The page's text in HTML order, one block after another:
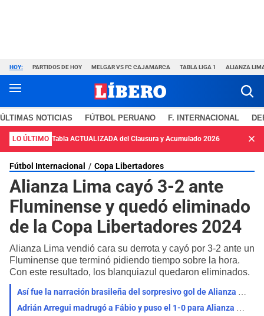
HOY: PARTIDOS DE HOY MELGAR VS FC CAJAMARCA TABLA LIGA 1 ALIANZA
ÚLTIMAS NOTICIAS FÚTBOL PERUANO F. INTERNACIONAL
LO ÚLTIMO Tabla ACTUALIZADA del Clausura y Acumulado 2026
Fútbol Internacional Copa Libertadores
Alianza Lima cayó 3-2 ante
Fluminense y quedó eliminado
de la Copa Libertadores 2024
Alianza Lima vendió cara su derrota y cayó por 3-2 ante un
Fluminense que terminó pidiendo tiempo sobre la hora.
Con este resultado, los blanquiazul quedaron eliminados.
Así fue la narración brasileña del sorpresivo gol de Alianza Lima a Fluminense
Adrián Arregui madrugó a Fábio y puso el 1-0 para Alianza Lima ante Fluminense